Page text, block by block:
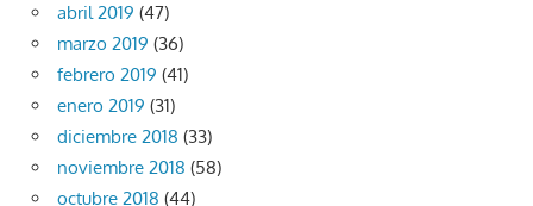
abril 2019 (47)
marzo 2019 (36)
febrero 2019 (41)
enero 2019 (31)
diciembre 2018 (33)
noviembre 2018 (58)
octubre 2018 (44)